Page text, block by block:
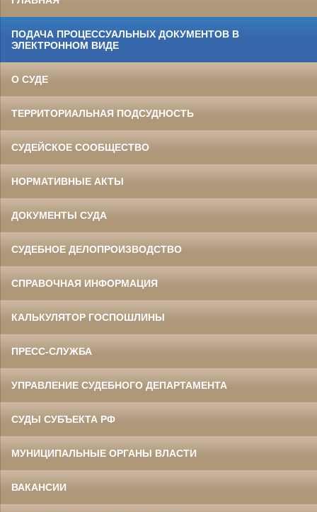
ПОДАЧА ПРОЦЕССУАЛЬНЫХ ДОКУМЕНТОВ В
ЭЛЕКТРОННОМ ВИДЕ
О СУДЕ
ТЕРРИТОРИАЛЬНАЯ ПОДСУДНОСТЬ
СУДЕЙСКОЕ СООБЩЕСТВО
НОРМАТИВНЫЕ АКТЫ
ДОКУМЕНТЫ СУДА
СУДЕБНОЕ ДЕЛОПРОИЗВОДСТВО
СПРАВОЧНАЯ ИНФОРМАЦИЯ
КАЛЬКУЛЯТОР ГОСПОШЛИНЫ
ПРЕСС-СЛУЖБА
УПРАВЛЕНИЕ СУДЕБНОГО ДЕПАРТАМЕНТА
СУДЫ СУБЪЕКТА РФ
МУНИЦИПАЛЬНЫЕ ОРГАНЫ ВЛАСТИ
ВАКАНСИИ